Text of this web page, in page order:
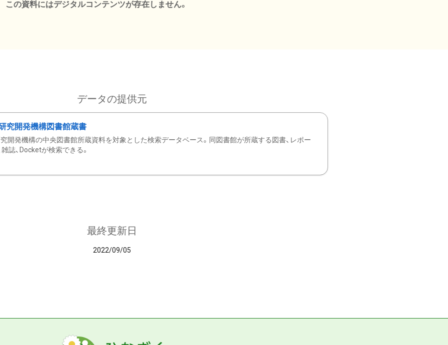
この資料にはデジタルコンテンツが存在しません。
データの提供元
究開発機構図書館蔵書
開発機構の中央図書館所蔵資料を対象とした検索データベース。同図書館が所蔵する図書、レポー
雑誌、Docketが検索できる。
最終更新日
2022/09/05